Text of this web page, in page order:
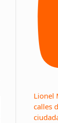
Lionel
calles